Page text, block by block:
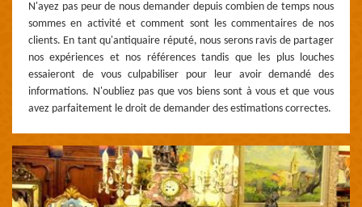
N'ayez pas peur de nous demander depuis combien de temps nous
sommes en activité et comment sont les commentaires de nos
clients. En tant qu'antiquaire réputé, nous serons ravis de partager
nos expériences et nos références tandis que les plus louches
essaieront de vous culpabiliser pour leur avoir demandé des
informations. N'oubliez pas que vos biens sont à vous et que vous
avez parfaitement le droit de demander des estimations correctes.